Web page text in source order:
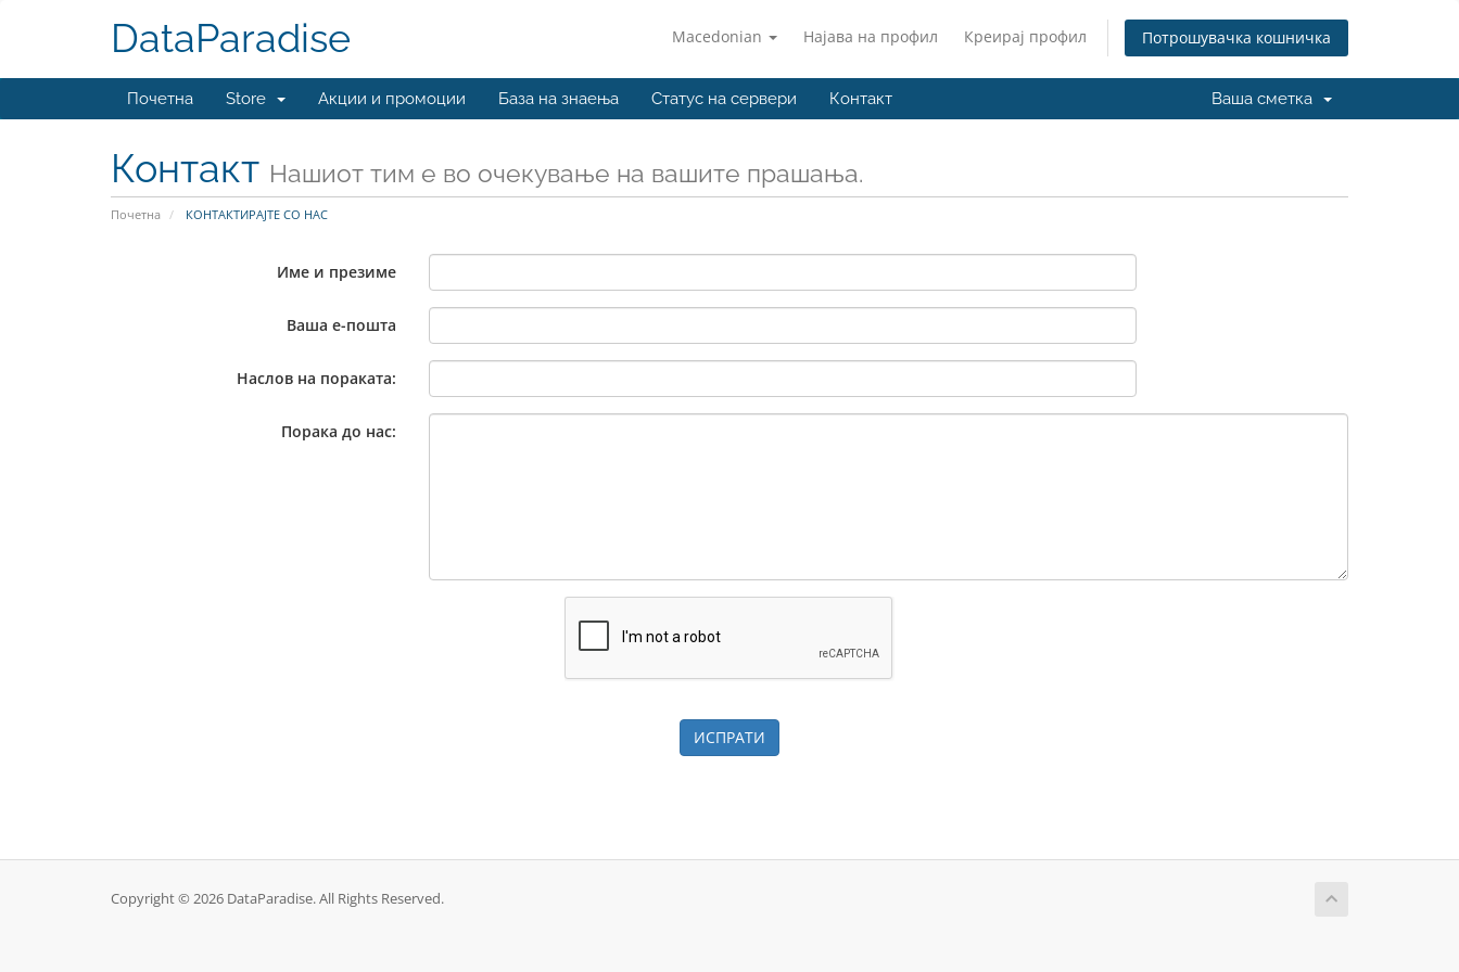
Macedonian Најава на профил Креирај профил Потрошувачка кошничка
DataParadise
Почетна Store Акции и промоции База на знаења Статус на сервери Контакт Ваша сметка
Контакт Нашиот тим е во очекување на вашите прашања.
Почетна КОНТАКТИРАЈТЕ СО НАС
Име и презиме
Ваша е-пошта
Наслов на пораката:
Порака до нас:
ИСПРАТИ
Copyright © 2026 DataParadise. All Rights Reserved.